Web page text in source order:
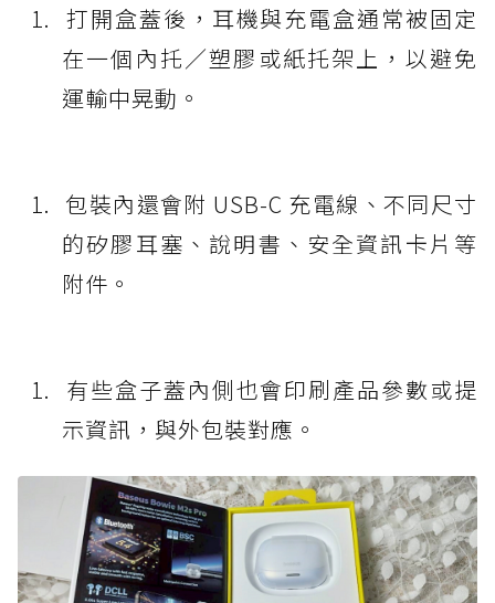
打開盒蓋後，耳機與充電盒通常被固定
在一個內托／塑膠或紙托架上，以避免
運輸中晃動。
包裝內還會附 USB-C 充電線、不同尺寸
的矽膠耳塞、說明書、安全資訊卡片等
附件。
有些盒子蓋內側也會印刷產品參數或提
示資訊，與外包裝對應。